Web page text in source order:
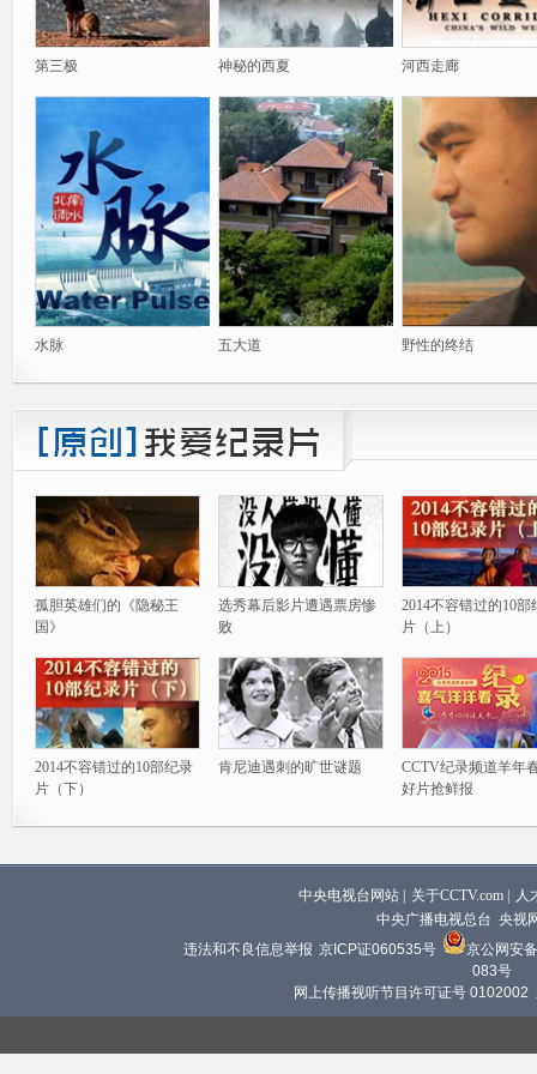
第三极 神秘的西夏 河西走廊
水脉 五大道 野性的终结
孤胆英雄们的《隐秘王
国》
选秀幕后影片遭遇票房惨
败
2014不容错过的10部
片（上）
2014不容错过的10部纪录
片（下）
肯尼迪遇刺的旷世谜题
CCTV纪录频道羊年
好片抢鲜报
中央电视台网站 关于CCTV.com
人
中央广播电视总台 央视
违法和不良信息举报 京ICP证060535号
京公网安
083号
网上传播视听节目许可证号